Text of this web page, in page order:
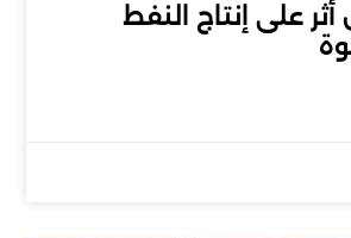
أثر على إنتاج النفط